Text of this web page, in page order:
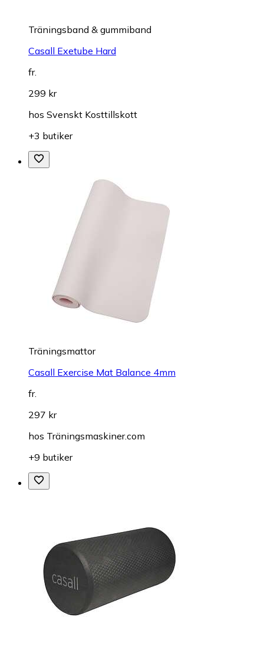
Träningsband & gummiband
Casall Exetube Hard
fr.
299 kr
hos Svenskt Kosttillskott
+3 butiker
Träningsmattor
Casall Exercise Mat Balance 4mm
fr.
297 kr
hos Träningsmaskiner.com
+9 butiker